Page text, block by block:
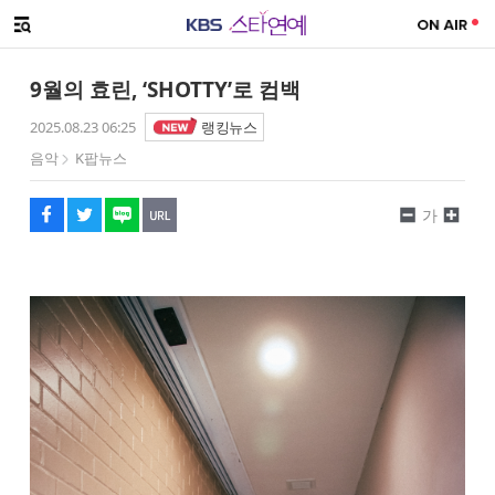
메뉴 열기
9월의 효린, ‘SHOTTY’로 컴백
2025.08.23 06:25
랭킹뉴스
음악
K팝뉴스
페이스북
트위터
네이버
URL복사
글씨 작게보기
가
글씨 크게보기